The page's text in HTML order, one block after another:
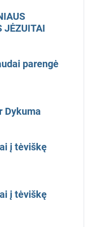
JĖZUITAI
parengė
Dykuma
į tėviškę
į tėviškę